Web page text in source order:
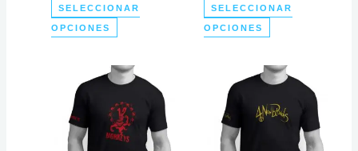
SELECCIONAR
OPCIONES
tiene
múltiples
variantes.
Las
opciones
SELECCIONAR
OPCIONES
tiene
múltiples
variantes.
Las
opciones